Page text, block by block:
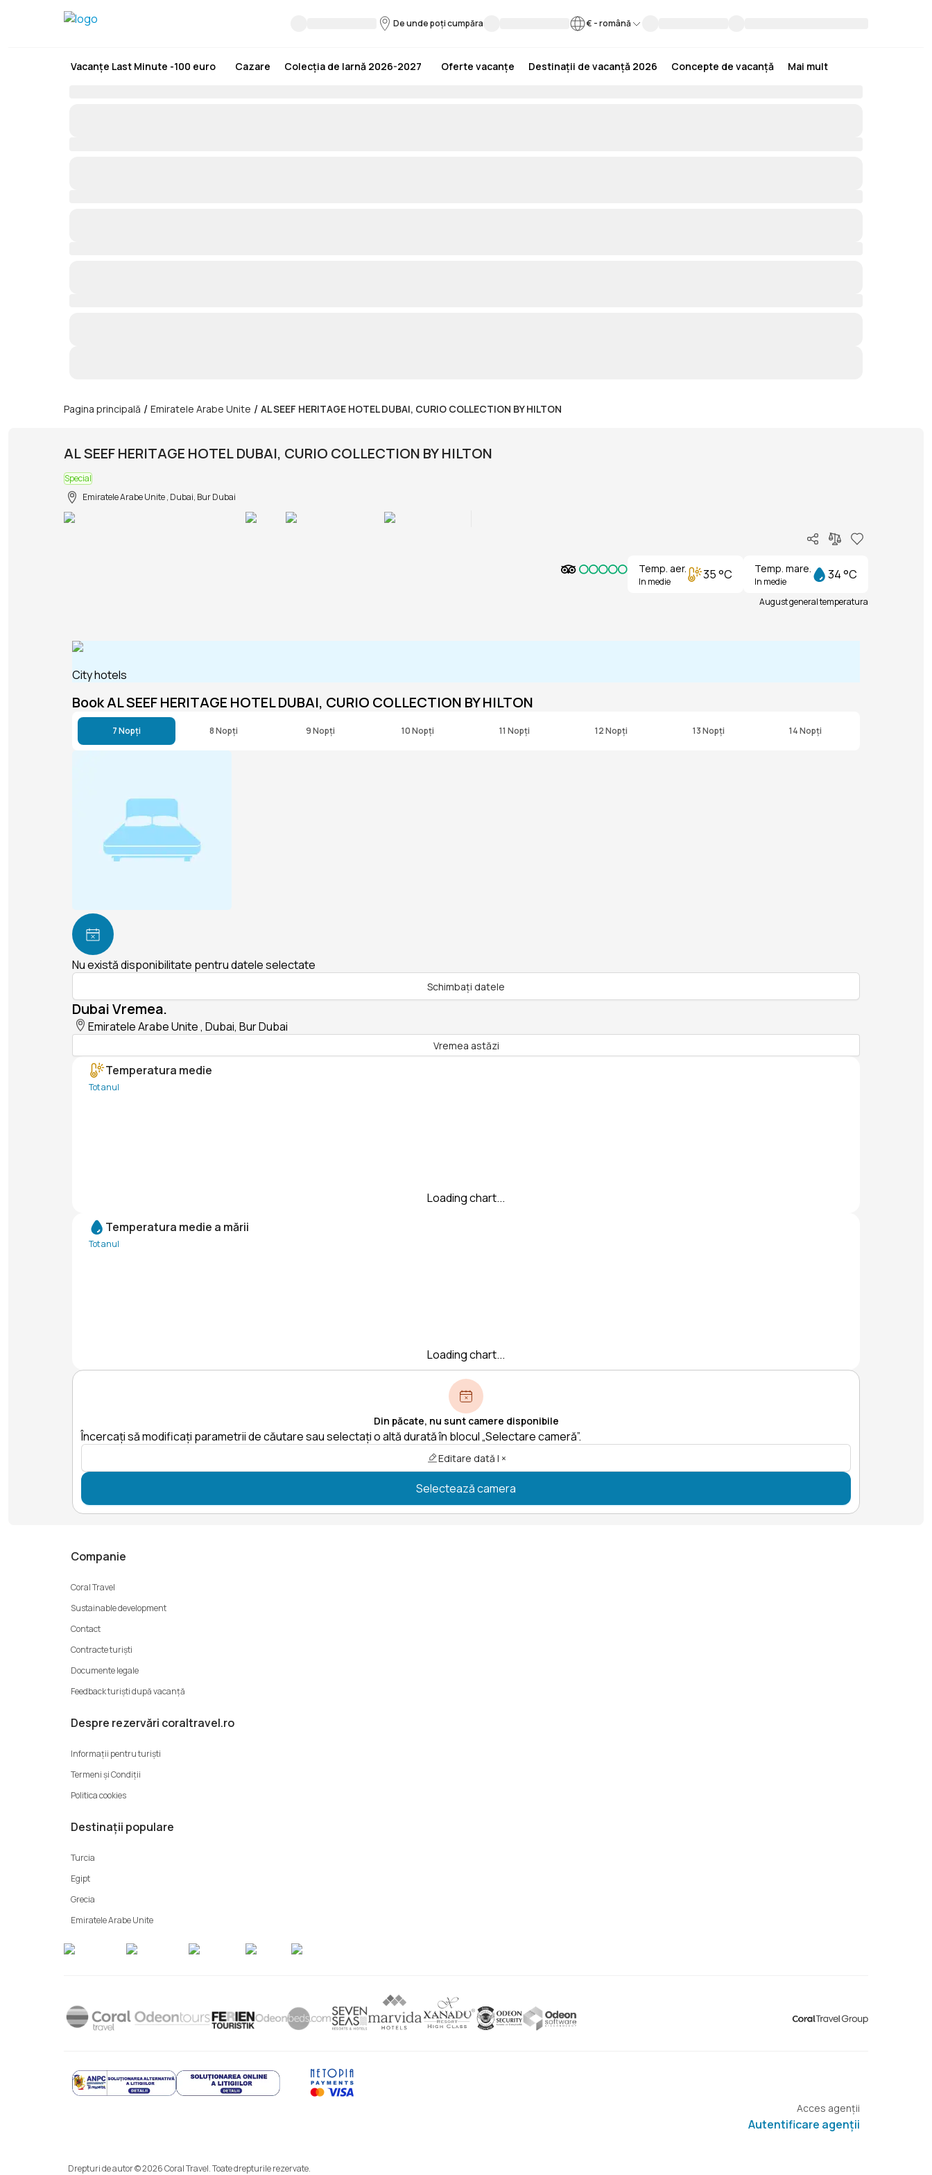
De unde poți cumpăra € -română
Vacanțe Last Minute -100 euro Cazare Colecția de Iarnă 2026-2027 Oferte vacanțe Destinații de vacanță 2026 Concepte de vacanță Mai mult
Pagina principală / Emiratele Arabe Unite / AL SEEF HERITAGE HOTEL DUBAI, CURIO COLLECTION BY HILTON
AL SEEF HERITAGE HOTEL DUBAI, CURIO COLLECTION BY HILTON
Special
Emiratele Arabe Unite , Dubai, Bur Dubai
Temp. aer.
In medie 35 °C Temp. mare.
In medie 34 °C
August general temperatura
City hotels
Book AL SEEF HERITAGE HOTEL DUBAI, CURIO COLLECTION BY HILTON
7 Nopți 8 Nopți 9 Nopți 10 Nopți 11 Nopți 12 Nopți 13 Nopți 14 Nopți
Nu există disponibilitate pentru datele selectate
Schimbați datele
Dubai Vremea.
Emiratele Arabe Unite , Dubai, Bur Dubai
Vremea astăzi
Temperatura medie
Tot anul
Loading chart...
Temperatura medie a mării
Tot anul
Loading chart...
Din păcate, nu sunt camere disponibile
Încercați să modificați parametrii de căutare sau selectați o altă durată în blocul „Selectare cameră”.
Editare dată | ×
Selectează camera
Companie
Coral Travel
Sustainable development
Contact
Contracte turiști
Documente legale
Feedback turiști după vacanță
Despre rezervări coraltravel.ro
Informații pentru turiști
Termeni şi Condiții
Politica cookies
Destinații populare
Turcia
Egipt
Grecia
Emiratele Arabe Unite
Acces agenții
Autentificare agenții
Drepturi de autor © 2026 Coral Travel. Toate drepturile rezervate.